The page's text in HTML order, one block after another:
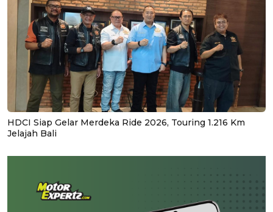
HDCI Siap Gelar Merdeka Ride 2026, Touring 1.216 Km
Jelajah Bali